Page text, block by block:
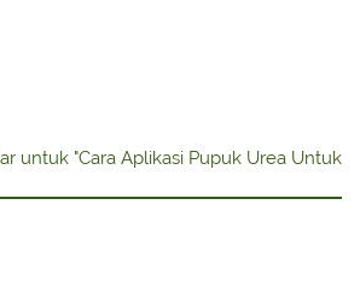
untuk "Cara Aplikasi Pupuk Urea Untuk